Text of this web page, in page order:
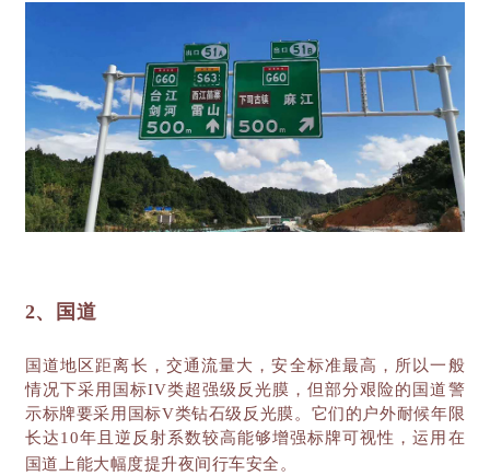
2、国道
国道地区距离长，交通流量大，安全标准最高，所以一般
情况下采用国标IV类超强级反光膜，但部分艰险的国道警
示标牌要采用国标V类钻石级反光膜。它们的户外耐候年限
长达10年且逆反射系数较高能够增强标牌可视性，运用在
国道上能大幅度提升夜间行车安全。